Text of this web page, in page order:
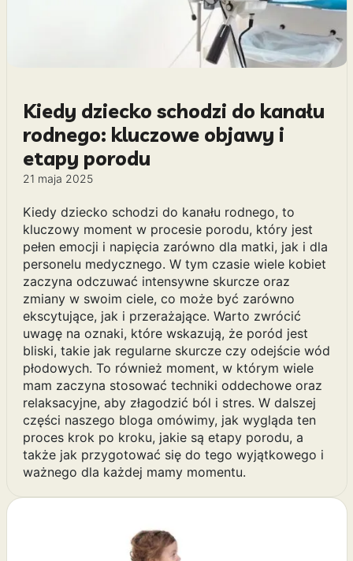
Kiedy dziecko schodzi do kanału
rodnego: kluczowe objawy i
etapy porodu
21 maja 2025
Kiedy dziecko schodzi do kanału rodnego, to
kluczowy moment w procesie porodu, który jest
pełen emocji i napięcia zarówno dla matki, jak i dla
personelu medycznego. W tym czasie wiele kobiet
zaczyna odczuwać intensywne skurcze oraz
zmiany w swoim ciele, co może być zarówno
ekscytujące, jak i przerażające. Warto zwrócić
uwagę na oznaki, które wskazują, że poród jest
bliski, takie jak regularne skurcze czy odejście wód
płodowych. To również moment, w którym wiele
mam zaczyna stosować techniki oddechowe oraz
relaksacyjne, aby złagodzić ból i stres. W dalszej
części naszego bloga omówimy, jak wygląda ten
proces krok po kroku, jakie są etapy porodu, a
także jak przygotować się do tego wyjątkowego i
ważnego dla każdej mamy momentu.